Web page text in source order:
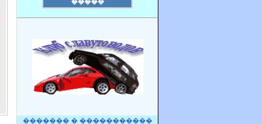
������� � �����������